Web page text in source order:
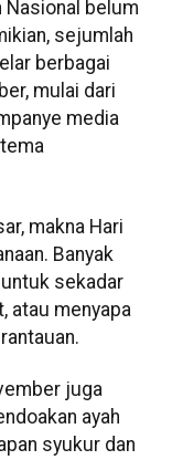
Nasional belum
sejumlah
berbagai
mulai dari
media
makna Hari
Banyak
sekadar
atau menyapa
juga
ayah
syukur dan